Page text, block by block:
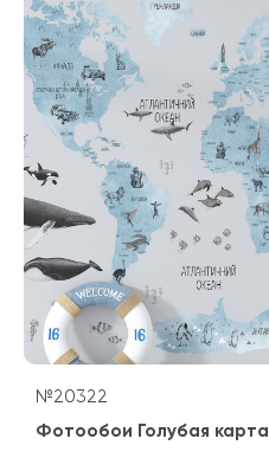
№20322
Фотообои Голубая карта